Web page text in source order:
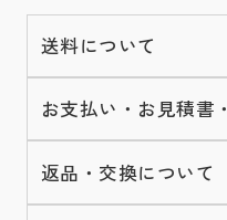
送料について
お支払い・お見積書
返品・交換について